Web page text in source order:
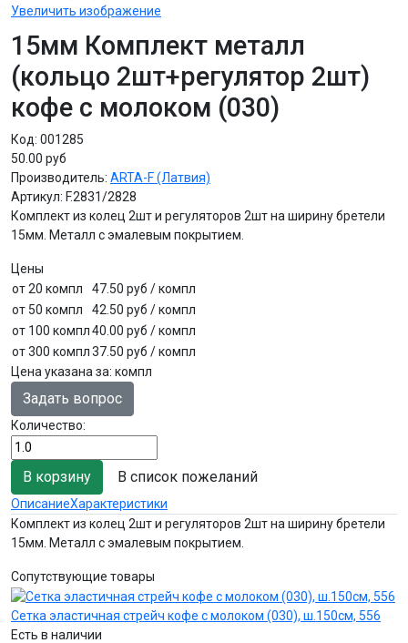
Увеличить изображение
15мм Комплект металл
(кольцо 2шт+регулятор 2шт)
кофе с молоком (030)
Код: 001285
50.00 руб
Производитель: ARTA-F (Латвия)
Артикул: F.2831/2828
Комплект из колец 2шт и регуляторов 2шт на ширину бретели
15мм. Металл с эмалевым покрытием.
Цены
от 20 компл
47.50 руб / компл
от 50 компл
42.50 руб / компл
от 100 компл40.00 руб / компл
от 300 компл37.50 руб / компл
Цена указана за: компл
Задать вопрос
Количество:
В список пожеланий
ОписаниеХарактеристики
Комплект из колец 2шт и регуляторов 2шт на ширину бретели
15мм. Металл с эмалевым покрытием.
Сопутствующие товары
Сетка эластичная стрейч кофе с молоком (030), ш.150см, 556
Есть в наличии